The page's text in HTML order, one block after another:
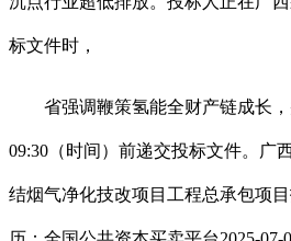
标文件时，
省强调鞭策氢能全财产链成长，
09:30（时间）前递交投标文件。广
结烟气净化技改项目工程总承包项